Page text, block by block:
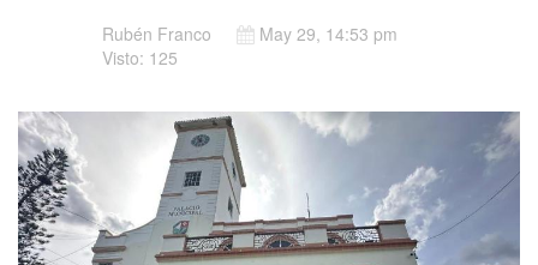
Rubén Franco
May 29, 14:53 pm
Visto: 125